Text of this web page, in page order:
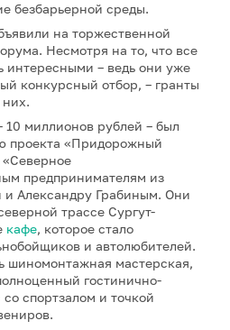
безбарьерной среды.
на торжественной
Несмотря на то, что все
интересными – ведь они уже
конкурсный отбор, – гранты
них.
миллионов рублей – был
проекта «Придорожный
предпринимателям из
и Александру Грабиным. Они
трассе Сургут-
кафе, которое стало
и автолюбителей.
шиномонтажная мастерская,
гостинично-
спортзалом и точкой